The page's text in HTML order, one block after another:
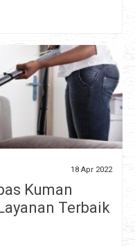
18 Apr 2022
Kuman
Terbaik